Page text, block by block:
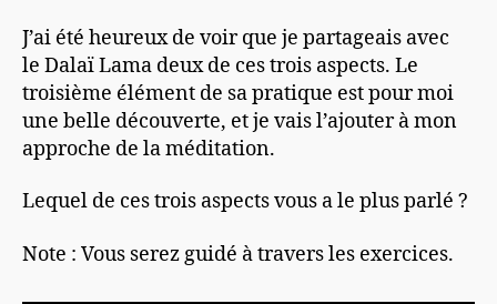
J’ai été heureux de voir que je partageais avec
le Dalaï Lama deux de ces trois aspects. Le
troisième élément de sa pratique est pour moi
une belle découverte, et je vais l’ajouter à mon
approche de la méditation.
Lequel de ces trois aspects vous a le plus parlé ?
Note : Vous serez guidé à travers les exercices.